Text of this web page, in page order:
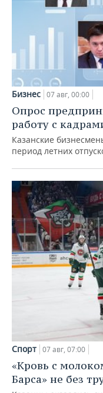
Бизнес 07 авг, 00:00
Опрос
работу с
Казанские
период летних
Спорт 07 авг, 07:00
«Кровь с
Барса» не без